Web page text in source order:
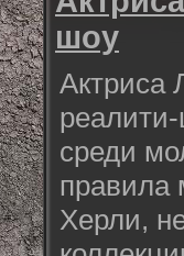
шоу
Актриса
среди
правила
Херли,